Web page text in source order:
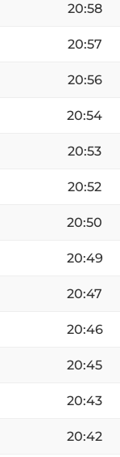
20:58
20:57
20:56
20:54
20:53
20:52
20:50
20:49
20:47
20:46
20:45
20:43
20:42